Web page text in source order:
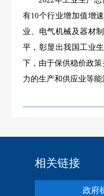
有10个行业增加值增
业、电气机械及器材
平，彰显出我国工业
下，由于保供稳价政
力的生产和供应业等
相关链接
政府